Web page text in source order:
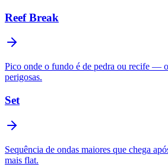
Reef Break
Pico onde o fundo é de pedra ou recife —
perigosas.
Set
Sequência de ondas maiores que chega
mais flat.